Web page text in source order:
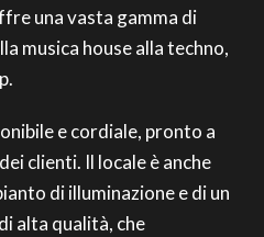
una vasta gamma di
musica house alla techno,
e cordiale, pronto a
clienti. Il locale è anche
di illuminazione e di un
alta qualità, che